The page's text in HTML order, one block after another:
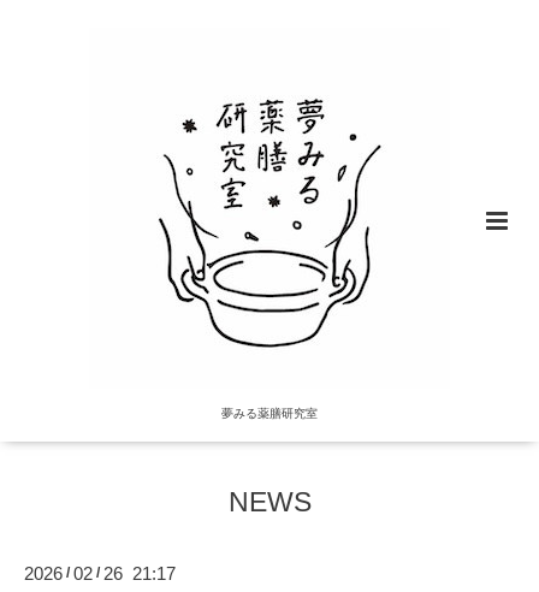
夢みる薬膳研究室
NEWS
2026 /02 / 26 21:17